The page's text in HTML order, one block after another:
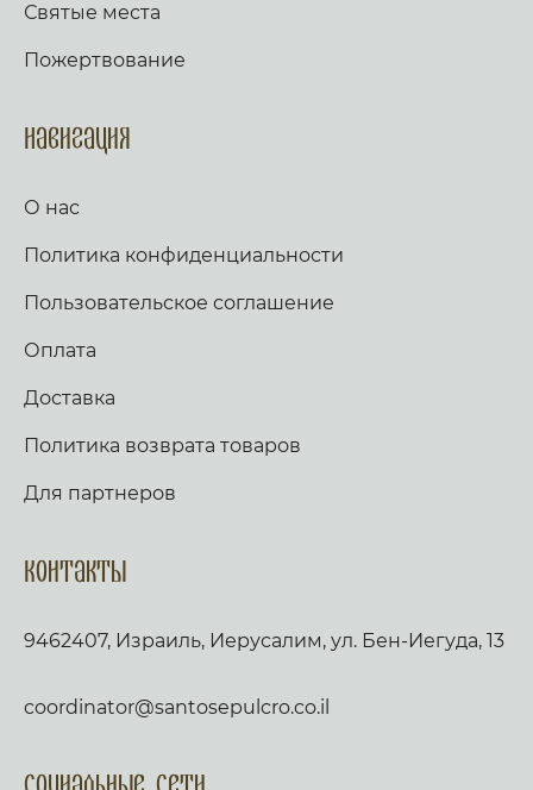
Святые места
Пожертвование
Навигация
О нас
Политика конфиденциальности
Пользовательское соглашение
Оплата
Доставка
Политика возврата товаров
Для партнеров
Контакты
9462407, Израиль, Иерусалим, ул. Бен-Иегуда, 13
coordinator@santosepulcro.co.il